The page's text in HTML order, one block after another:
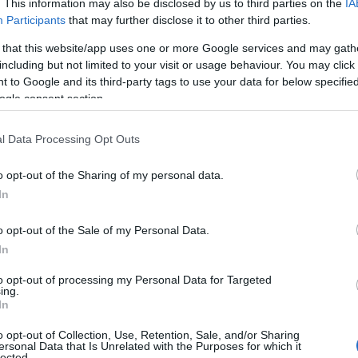
This information may also be disclosed by us to third parties on the
Participants that may further disclose it to other third parties.
that this website/app uses one or more Google services and may
but not limited to your visit or usage behaviour. You may
to Google and its third-party tags to use your data for below
consent section.
Data Processing Opt Outs
opt-out of the Sharing of my personal data.
opt-out of the Sale of my Personal Data.
opt-out of processing my Personal Data for Targeted
opt-out of Collection, Use, Retention, Sale, and/or Sharing
Data that Is Unrelated with the Purposes for which it
többször támaszkodnak elemzési
vagy véleményeken alapul. Pedig a cégek
a adatelemzési módszerek által kínált árképzési
szerint a ROI akár 403 százalékos is
nyújtó cégek hetven százaléka tartja
kevesebb mint egynegyede (23%). Felmérések
eszköztár és a mélyebb összefüggések feltárása
Az elemzési megoldások és SOA-hoz
koncepciók integrációja miatt alapjaiban
még nagyobb hangsúlyt kell fektetniük.
köszönhetően egyre több lehetőség
szoftverek, mint az SPSS szolgáltatásai, egyre
és azonnal rendelkezésre állnak. Ráadásul a